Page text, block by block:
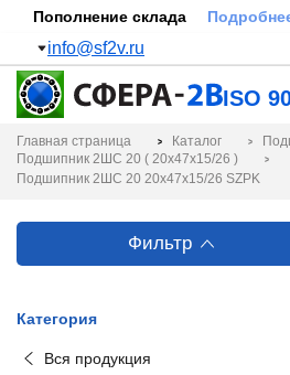
Пополнение склада
info@sf2v.ru
ISO
Главная страница Каталог
Подшипник 2ШС 20 ( 20х47х15/26 )
Подшипник 2ШС 20 20х47х15/26 SZPK
Фильтр
Категория
Вся продукция